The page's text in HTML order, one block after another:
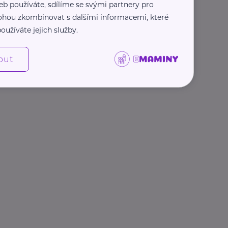
používáte, sdílíme se svými partnery pro
zkombinovat s dalšími informacemi, které
jejich služby.